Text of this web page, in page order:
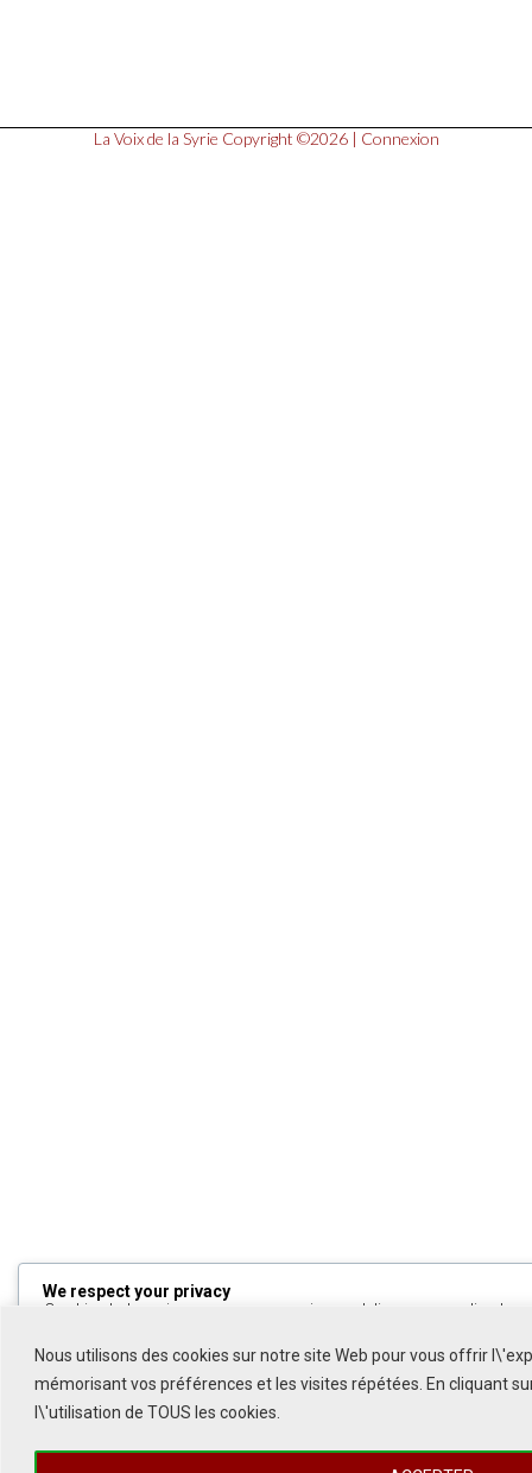
Nous utilisons des cookies sur notre site Web pour vous offrir
mémorisant vos préférences et les visites répétées. En cliquant
l\'utilisation de TOUS les cookies.
La Voix de la Syrie Copyright ©2026 | Connexion
We respect your privacy
Cookies help us improve your experience, deliver personalized
Allto decline non-essential cookies.
Reject All